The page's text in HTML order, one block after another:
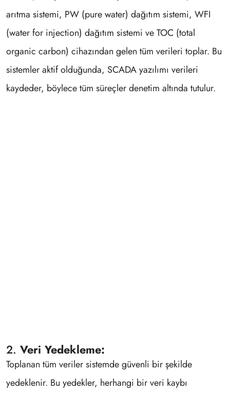
arıtma sistemi, PW (pure water) dağıtım sistemi, WFI
(water for injection) dağıtım sistemi ve TOC (total
organic carbon) cihazından gelen tüm verileri toplar. Bu
sistemler aktif olduğunda, SCADA yazılımı verileri
kaydeder, böylece tüm süreçler denetim altında tutulur.
2. Veri Yedekleme:
Toplanan tüm veriler sistemde güvenli bir şekilde
yedeklenir. Bu yedekler, herhangi bir veri kaybı